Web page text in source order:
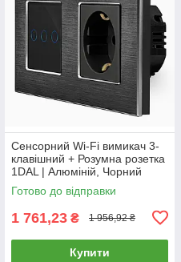
Сенсорний Wi-Fi вимикач 3-
клавішний + Розумна розетка
1DAL | Алюміній, Чорний
(A157-GSW3G.WF-ST.WF.BL)
Готово до відправки
1 761,23 ₴ 1 956,92 ₴
Купити